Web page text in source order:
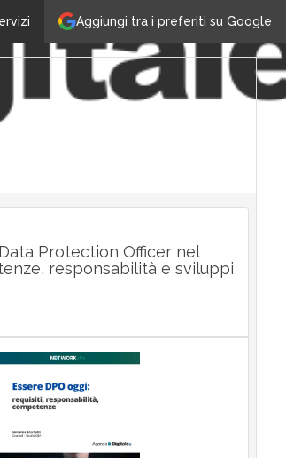
Aggiungi tra i preferiti su Google
Protection Officer nel
responsabilità e sviluppi